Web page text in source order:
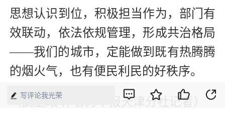
思想认识到位，积极担当作为，部门有
效联动，依法依规管理，形成共治格局
——我们的城市，定能做到既有热腾腾
的烟火气，也有便民利民的好秩序。
（武卫政作者为本报天津分社记者）
写评论我光荣